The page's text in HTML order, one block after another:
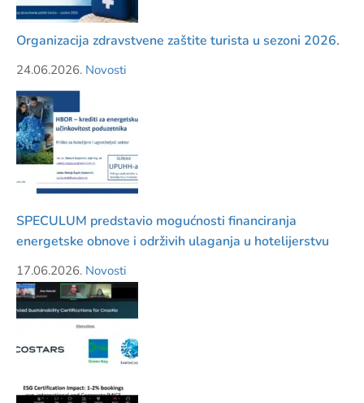
Organizacija zdravstvene zaštite turista u sezoni 2026.
24.06.2026. Novosti
SPECULUM predstavio mogućnosti financiranja
energetske obnove i održivih ulaganja u hotelijerstvu
17.06.2026. Novosti